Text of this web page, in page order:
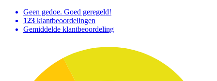
Geen gedoe. Goed geregeld!
123 klantbeoordelingen
Gemiddelde klantbeoordeling